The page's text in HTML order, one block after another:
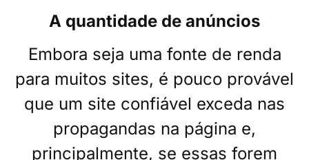
A quantidade de anúncios
Embora seja uma fonte de renda
para muitos sites, é pouco provável
que um site confiável exceda nas
propagandas na página e,
principalmente, se essas forem